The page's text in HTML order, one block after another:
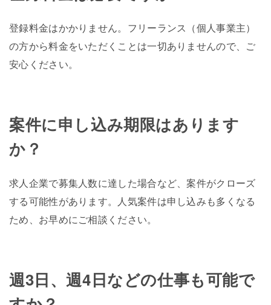
登録料金はかかりません。フリーランス（個人事業主）
の方から料金をいただくことは一切ありませんので、ご
安心ください。
案件に申し込み期限はあります
か？
求人企業で募集人数に達した場合など、案件がクローズ
する可能性があります。人気案件は申し込みも多くなる
ため、お早めにご相談ください。
週3日、週4日などの仕事も可能で